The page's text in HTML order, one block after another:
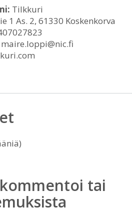
Tilkkuri
1 As. 2, 61330 Koskenkorva
maire.loppi@nic.fi
tai